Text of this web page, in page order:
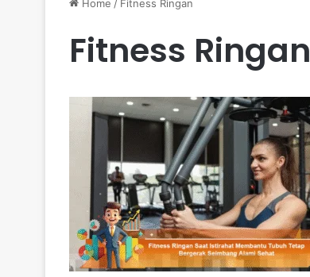
Home / Fitness Ringan
Fitness Ringan